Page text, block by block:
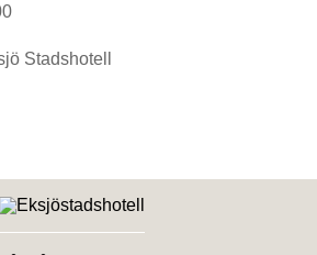
Stadshotell